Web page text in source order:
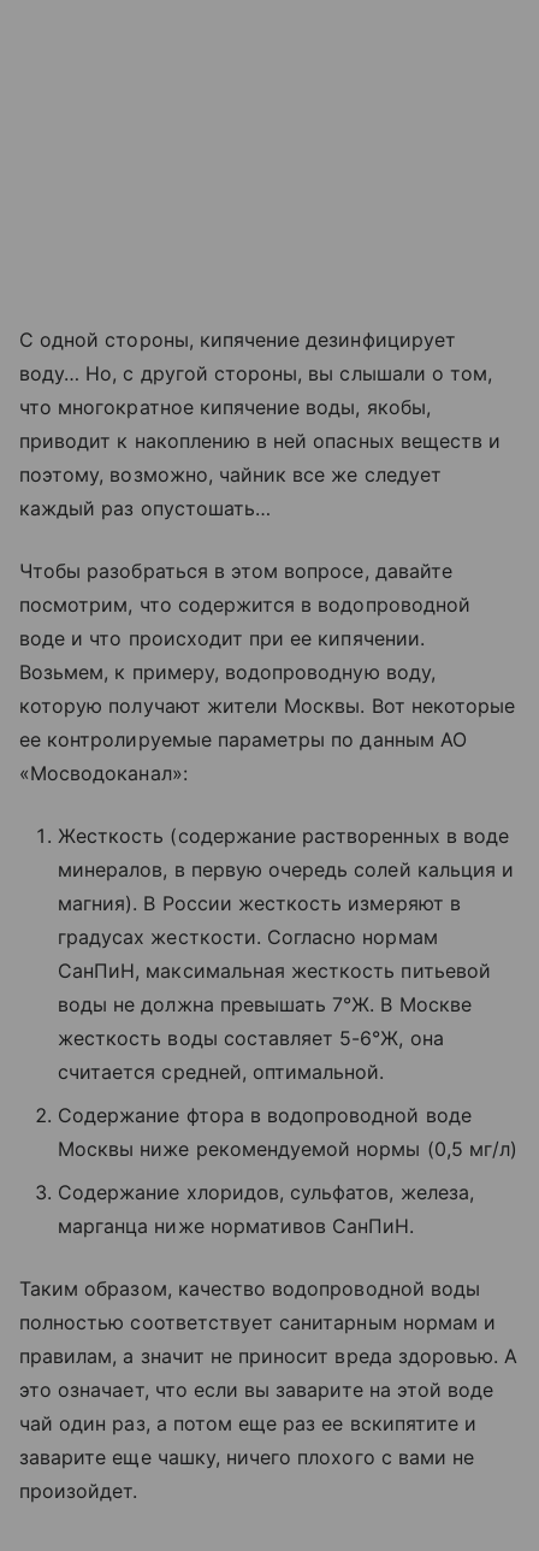
С одной стороны, кипячение дезинфицирует
воду… Но, с другой стороны, вы слышали о том,
что многократное кипячение воды, якобы,
приводит к накоплению в ней опасных веществ и
поэтому, возможно, чайник все же следует
каждый раз опустошать…
Чтобы разобраться в этом вопросе, давайте
посмотрим, что содержится в водопроводной
воде и что происходит при ее кипячении.
Возьмем, к примеру, водопроводную воду,
которую получают жители Москвы. Вот некоторые
ее контролируемые параметры по данным АО
«Мосводоканал»:
Жесткость (содержание растворенных в воде
минералов, в первую очередь солей кальция и
магния). В России жесткость измеряют в
градусах жесткости. Согласно нормам
СанПиН, максимальная жесткость питьевой
воды не должна превышать 7°Ж. В Москве
жесткость воды составляет 5-6°Ж, она
считается средней, оптимальной.
Содержание фтора в водопроводной воде
Москвы ниже рекомендуемой нормы (0,5 мг/л)
Содержание хлоридов, сульфатов, железа,
марганца ниже нормативов СанПиН.
Таким образом, качество водопроводной воды
полностью соответствует санитарным нормам и
правилам, а значит не приносит вреда здоровью. А
это означает, что если вы заварите на этой воде
чай один раз, а потом еще раз ее вскипятите и
заварите еще чашку, ничего плохого с вами не
произойдет.